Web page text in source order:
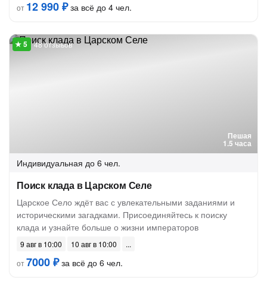
от 12 990 ₽за всё до 4 чел.
Пешая
1.5 часа
48 отзывов
Индивидуальная до 6 чел.
Поиск клада в Царском Селе
Царское Село ждёт вас с увлекательными заданиями и
историческими загадками. Присоединяйтесь к поиску
клада и узнайте больше о жизни императоров
9 авг в 10:00
10 авг в 10:00
от7000 ₽за всё до 6 чел.